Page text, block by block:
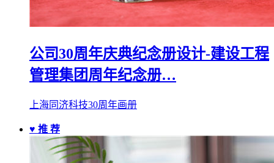
公司30周年庆典纪念册设计-建设工程
管理集团周年纪念册…
上海同济科技30周年画册
♥ 推 荐